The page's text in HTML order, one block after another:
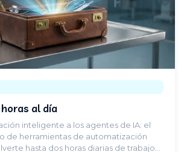
al día
inteligente a los agentes de IA: el
de herramientas de automatización
hasta dos horas diarias de trabajo